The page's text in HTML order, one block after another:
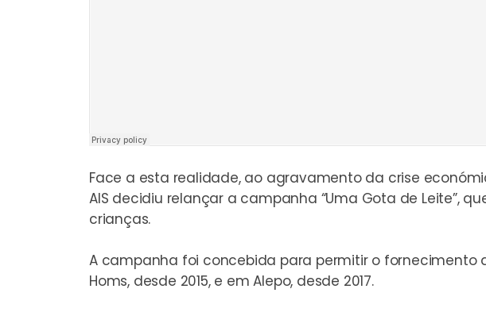
Face a esta realidade, ao agravamento da crise
AIS decidiu relançar a campanha “Uma Gota de Leite”,
crianças.
A campanha foi concebida para permitir o fornecimento
Homs, desde 2015, e em Alepo, desde 2017.